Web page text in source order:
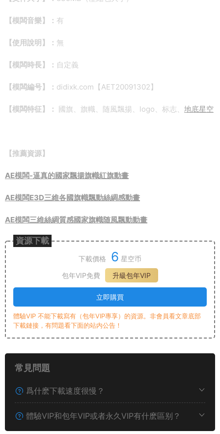
【模闆音樂】： 有
【使用說明】： 無
【模闆時長】： 自定義
【模闆編号】： didixk.com【AET20091302】
【模闆特征】： 國旗、旗幟、随風飄揚、logo、标志、 地底星空
【推薦資源】
AE模闆-逼真的國家飄揚旗幟紅旗動畫
AE模闆E3D三維各國旗幟飄動絲綢感動畫
AE模闆三維絲綢質感國家旗幟随風飄動動畫
資源下載
下載價格 6 星空币
包年VIP免費
升級包年VIP
立即購買
體驗VIP 不能下載寫有（包年VIP專享）的資源。非會員看文章底部
下載鏈接，有問題看下面的站内公告！
常見問題
爲什麽下載速度很慢？
體驗VIP和包年VIP或者永久VIP有什麽區别？